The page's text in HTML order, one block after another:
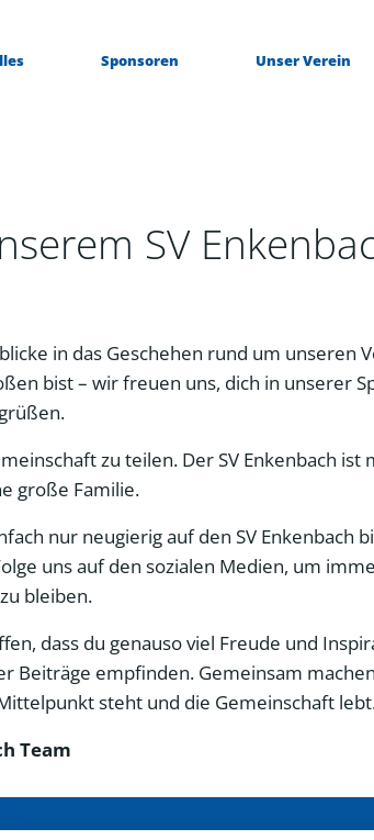
Sponsoren Unser Verein
SV
in das Geschehen rund um unseren
bist – wir freuen uns, dich in unserer
zu teilen. Der SV Enkenbach ist
große Familie.
nur neugierig auf den SV Enkenbach
uns auf den sozialen Medien, um
bleiben.
dass du genauso viel Freude und
Beiträge empfinden. Gemeinsam
steht und die Gemeinschaft
Team